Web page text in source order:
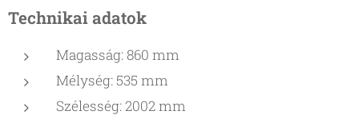
Technikai adatok
Magasság: 860 mm
Mélység: 535 mm
Szélesség: 2002 mm